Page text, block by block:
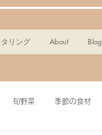
リング About Blog
旬野菜 季節の食材